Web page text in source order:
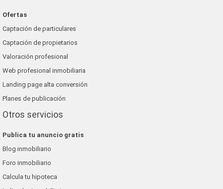
Ofertas
Captación de particulares
Captación de propietarios
Valoración profesional
Web profesional inmobiliaria
Landing page alta conversión
Planes de publicación
Otros servicios
Publica tu anuncio gratis
Blog inmobiliario
Foro inmobiliario
Calcula tu hipoteca